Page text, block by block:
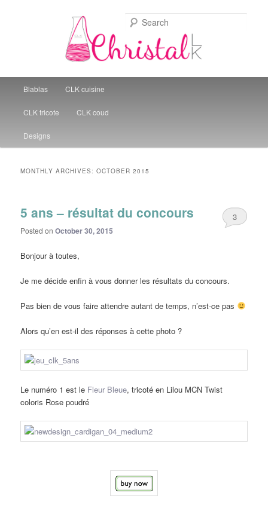
Christal Little Kitchen
Skip to primary content
Skip to secondary content
Blablas CLK cuisine
CLK tricote CLK coud
Designs
MONTHLY ARCHIVES:OCTOBER 2015
5 ans – résultat du concours
Posted onOctober 30, 2015
3
Bonjour à toutes,
Je me décide enfin à vous donner les résultats du concours.
Pas bien de vous faire attendre autant de temps, n’est-ce pas
Alors qu’en est-il des réponses à cette photo ?
Le numéro 1 est le Fleur Bleue, tricoté en Lilou MCN Twist
coloris Rose poudré